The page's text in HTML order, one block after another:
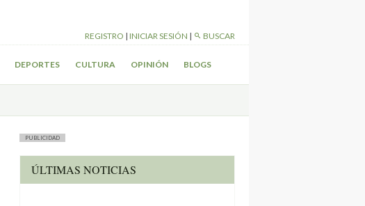
REGISTRO | INICIAR SESIÓN | BUSCAR
DEPORTES CULTURA OPINIÓN BLOGS
PUBLICIDAD
ÚLTIMAS NOTICIAS